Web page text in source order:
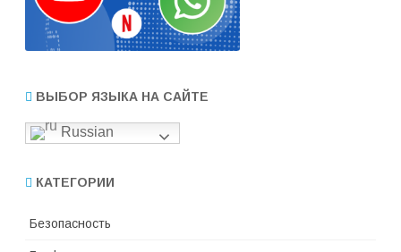
ВЫБОР ЯЗЫКА НА САЙТЕ
Russian
КАТЕГОРИИ
Безопасность